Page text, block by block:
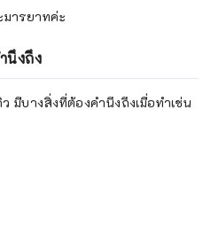
มารยาทค่ะ
นึงถึง
มีบางสิ่งที่ต้องคำนึงถึงเมื่อทำเช่น